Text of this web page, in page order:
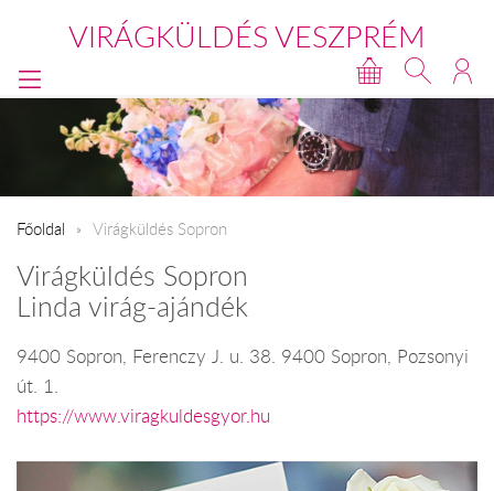
VIRÁGKÜLDÉS VESZPRÉM
Főoldal Virágküldés Sopron
Virágküldés Sopron
Linda virág-ajándék
9400 Sopron, Ferenczy J. u. 38. 9400 Sopron, Pozsonyi
út. 1.
https://www.viragkuldesgyor.hu